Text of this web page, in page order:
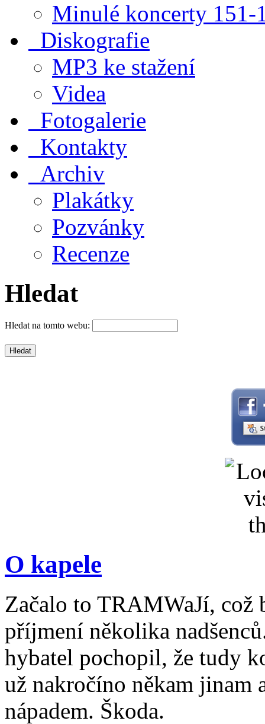
Minulé koncerty 151-
Diskografie
MP3 ke stažení
Videa
Fotogalerie
Kontakty
Archiv
Plakátky
Pozvánky
Recenze
Hledat
Hledat na tomto webu:
O kapele
Začalo to TRAMWaJí, což
příjmení několika
hybatel pochopil, že tudy
už nakročíno někam jinam
nápadem. Škoda.